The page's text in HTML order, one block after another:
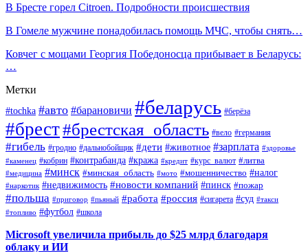
В Бресте горел Citroen. Подробности происшествия
В Гомеле мужчине понадобилась помощь МЧС, чтобы снять…
Ковчег с мощами Георгия Победоносца прибывает в Беларусь:
…
Метки
#tochka #авто #барановичи #беларусь #берёза
#брест#брестская_область #вело #германия
#гибель #гродно #дальнобойщик #дети #животное #зарплата #здоровье
#каменец #кобрин #контрабанда #кража #кредит #курс_валют #литва
#медицина #минск #минская_область #мото #мошенничество #налог
#наркотик #недвижимость #новости компаний #пинск #пожар
#польша #приговор #пьяный #работа #россия #сигарета #суд #такси
#топливо #футбол #школа
Microsoft увеличила прибыль до $25 млрд благодаря
облаку и ИИ